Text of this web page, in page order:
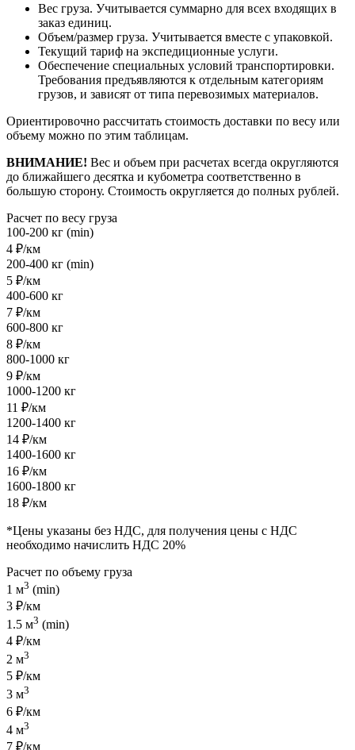
Вес груза. Учитывается суммарно для всех входящих в
заказ единиц.
Объем/размер груза. Учитывается вместе с упаковкой.
Текущий тариф на экспедиционные услуги.
Обеспечение специальных условий транспортировки.
Требования предъявляются к отдельным категориям
грузов, и зависят от типа перевозимых материалов.
Ориентировочно рассчитать стоимость доставки по весу или
объему можно по этим таблицам.
ВНИМАНИЕ! Вес и объем при расчетах всегда округляются
до ближайшего десятка и кубометра соответственно в
большую сторону. Стоимость округляется до полных рублей.
Расчет по весу груза
100-200 кг (min)
4 ₽/км
200-400 кг (min)
5 ₽/км
400-600 кг
7 ₽/км
600-800 кг
8 ₽/км
800-1000 кг
9 ₽/км
1000-1200 кг
11 ₽/км
1200-1400 кг
14 ₽/км
1400-1600 кг
16 ₽/км
1600-1800 кг
18 ₽/км
*Цены указаны без НДС, для получения цены с НДС
необходимо начислить НДС 20%
Расчет по объему груза
1 м3 (min)
3 ₽/км
1.5 м3 (min)
4 ₽/км
2 м3
5 ₽/км
3 м3
6 ₽/км
4 м3
7 ₽/км